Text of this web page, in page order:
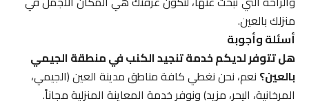
منزلك بالعين.
أسئلة وأجوبة
هل تتوفر لديكم خدمة تنجيد الكنب في منطقة الجيمي
بالعين؟نعم، نحن نغطي كافة مناطق مدينة العين (الجيمي،
المرخانية، اليحر، مزيد) ونوفر خدمة المعاينة المنزلية مجاناً.